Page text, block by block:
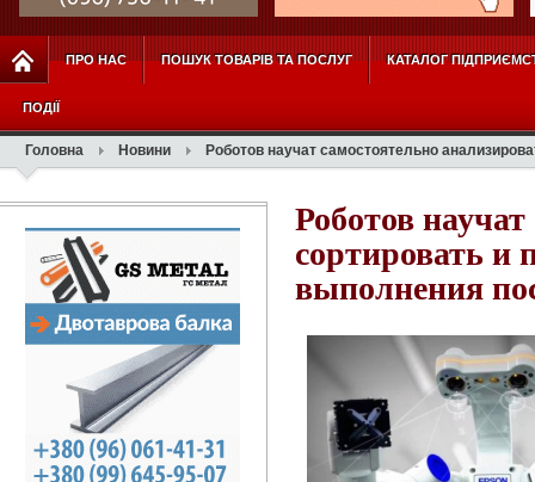
ПРО НАС ПОШУК ТОВАРІВ ТА ПОСЛУГ КАТАЛОГ
ПОДІЇ
Головна Новини Роботов научат самостоятельно
Роботов
сортировать и
выполнения